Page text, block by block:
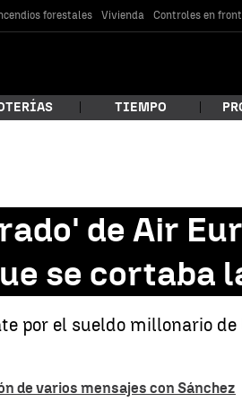
forestales Vivienda Controles en
buscando?
TIEMPO
de Air
se cortaba
por el sueldo millonario
de varios mensajes con Sánchez